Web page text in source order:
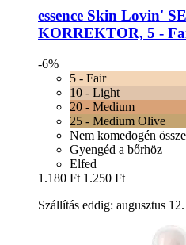
essence Skin Lovin'
KORREKTOR, 5 -​
-6%
5 - Fair
10 - Light
20 - Medium
25 - Medium Olive
Nem komedogén
Gyengéd a bőrhöz
Elfed
1.180 Ft 1.250 Ft
Szállítás eddig: augusztus 12.